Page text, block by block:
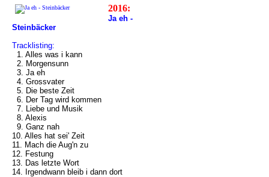
2016:
Ja eh -
Steinbäcker
Tracklisting:
1. Alles was i kann
2. Morgensunn
3. Ja eh
4. Grossvater
5. Die beste Zeit
6. Der Tag wird kommen
7. Liebe und Musik
8. Alexis
9. Ganz nah
10. Alles hat sei' Zeit
11. Mach die Aug'n zu
12. Festung
13. Das letzte Wort
14. Irgendwann bleib i dann dort